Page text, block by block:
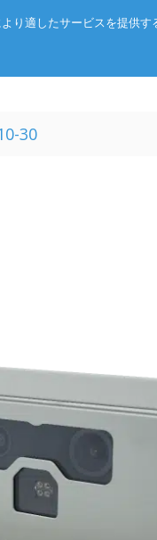
30
り適したサービスを提供